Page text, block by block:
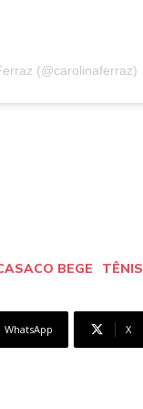
(@carolinaferraz)
BEGE TÊNIS
WhatsApp X